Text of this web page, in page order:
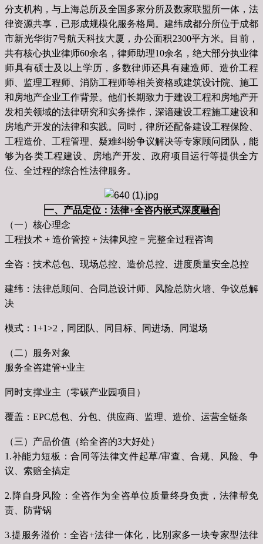
分支机构，与上海总所及全国多家分所及数家联盟所一体，法
律资源共享，已形成规模化服务格局。建纬成都分所位于成都
市新光华街7号航天科技大厦，办公面积2300平方米。目前，
共有核心执业律师60余名，律师助理10余名，绝大部分执业律
师具有硕士及以上学历，多数律师还具有建造师、造价工程
师、监理工程师、消防工程师等相关资格或建筑设计院、施工
和房地产企业工作背景。他们长期致力于建设工程和房地产开
发相关领域的法律研究和实务操作，深谙建设工程施工建设和
房地产开发的法律和实践。同时，律所还配备建设工程保险、
工程造价、工程管理、疑难纠纷争议解决等专家顾问团队，能
够为各类工程建设、房地产开发、政府项目运行等提供全方
位、全过程的综合性法律服务。
一、产品定位：法律+全咨内嵌式深度融合
（一）核心理念
工程技术 + 造价管控 + 法律风控 = 完整全过程咨询
全咨：技术总包、现场总控、造价总控、进度质量安全总控
建纬：法律总顾问、合同总设计师、风险总防火墙、争议总解
决
模式：1+1>2，同团队、同目标、同进场、同退场
（二）服务对象
服务全咨建管+业主
同时支撑业主（零碳产业园项目）
覆盖：EPC总包、分包、供应商、监理、造价、运营全链条
（三）产品价值（给全咨的3大好处）
1.补能力短板：合同等法律文件起草/审查、合规、风险、争
议、索赔全搞定
2.降自身风险：全咨作为全咨单位质量终身负责，法律帮免
责、防背锅
3.提服务溢价：全咨+法律一体化，比别家多一块专家型法律